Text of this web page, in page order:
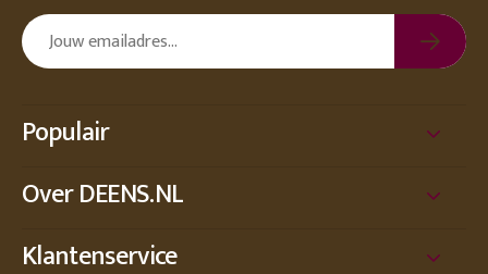
Populair
Over DEENS.NL
Klantenservice